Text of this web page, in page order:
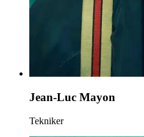
Jean-Luc Mayon
Tekniker